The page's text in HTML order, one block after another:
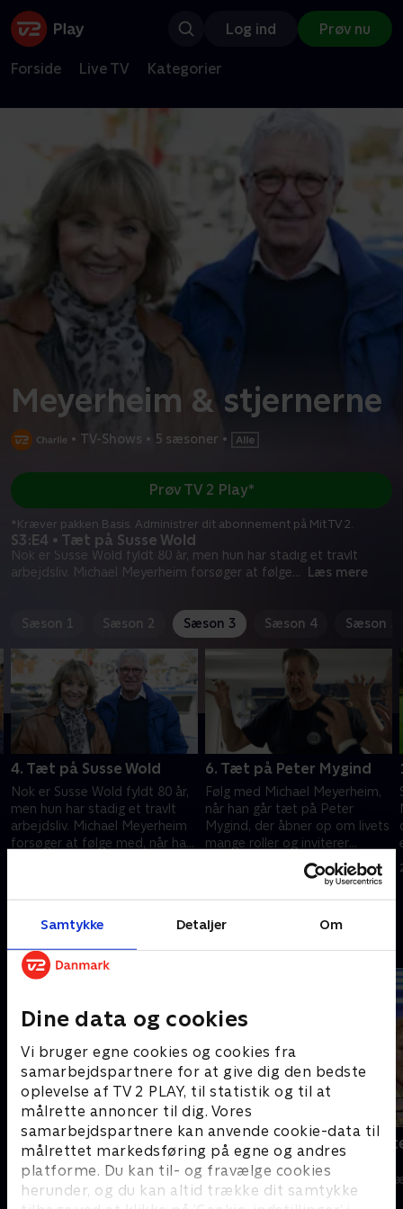
Samtykke Detaljer Om
Dine data og cookies
Vi bruger egne cookies og cookies fra
samarbejdspartnere for at give dig den bedste
oplevelse af TV 2 PLAY, til statistik og til at
målrette annoncer til dig. Vores
samarbejdspartnere kan anvende cookie-data til
målrettet markedsføring på egne og andres
platforme. Du kan til- og fravælge cookies
herunder, og du kan altid trække dit samtykke
Log ind Prøv nu
Forside Live TV Kategorier
Meyerheim & stjernerne
• TV-Shows • 5 sæsoner •
S3:E4 • Tæt på Susse Wold
Nok er Susse Wold fyldt 80 år, men hun har stadig et travlt
arbejdsliv. Michael Meyerheim forsøger at følge... Læs mere
Prøv TV 2 Play*
*Kræver pakken Basis. Administrer dit abonnement på Mit TV 2.
Sæson 1 Sæson 2 Sæson 3 Sæson 4 Sæson 5
4. Tæt på Susse Wold
Nok er Susse Wold fyldt 80 år,
men hun har stadig et travlt
arbejdsliv. Michael Meyerheim
forsøger at følge med, når han
6. Tæt på Peter Mygind
Følg med Michael Meyerheim,
når han går tæt på Peter
Mygind, der åbner op om livets
mange roller og inviterer
Meyerheim med til sin første
2. marts 2020 • 40 min
Andre så også
Spørg Charlie
TV-Shows • 15 sæsoner
Søs og
grin
TV-Shows • 2